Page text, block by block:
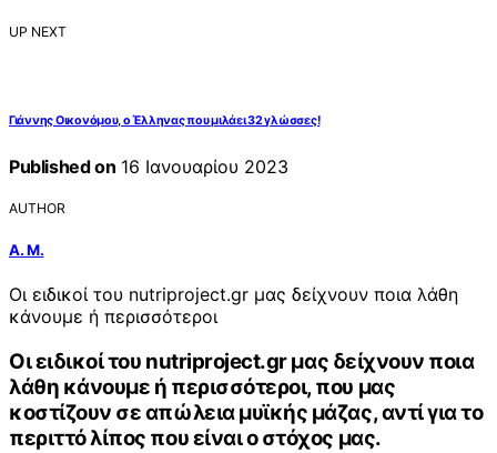
UP NEXT
Γιάννης Οικονόμου, ο Έλληνας που μιλάει 32 γλώσσες!
Published on 16 Ιανουαρίου 2023
AUTHOR
Α. Μ.
Οι ειδικοί του nutriproject.gr μας δείχνουν ποια λάθη
κάνουμε ή περισσότεροι
Οι ειδικοί του nutriproject.gr μας δείχνουν ποια
λάθη κάνουμε ή περισσότεροι, που μας
κοστίζουν σε απώλεια μυϊκής μάζας, αντί για το
περιττό λίπος που είναι ο στόχος μας.